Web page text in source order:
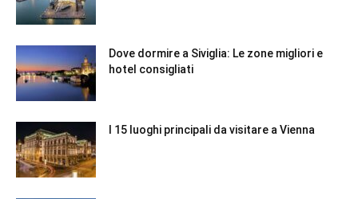
Dove dormire a Siviglia: Le zone migliori e
hotel consigliati
I 15 luoghi principali da visitare a Vienna